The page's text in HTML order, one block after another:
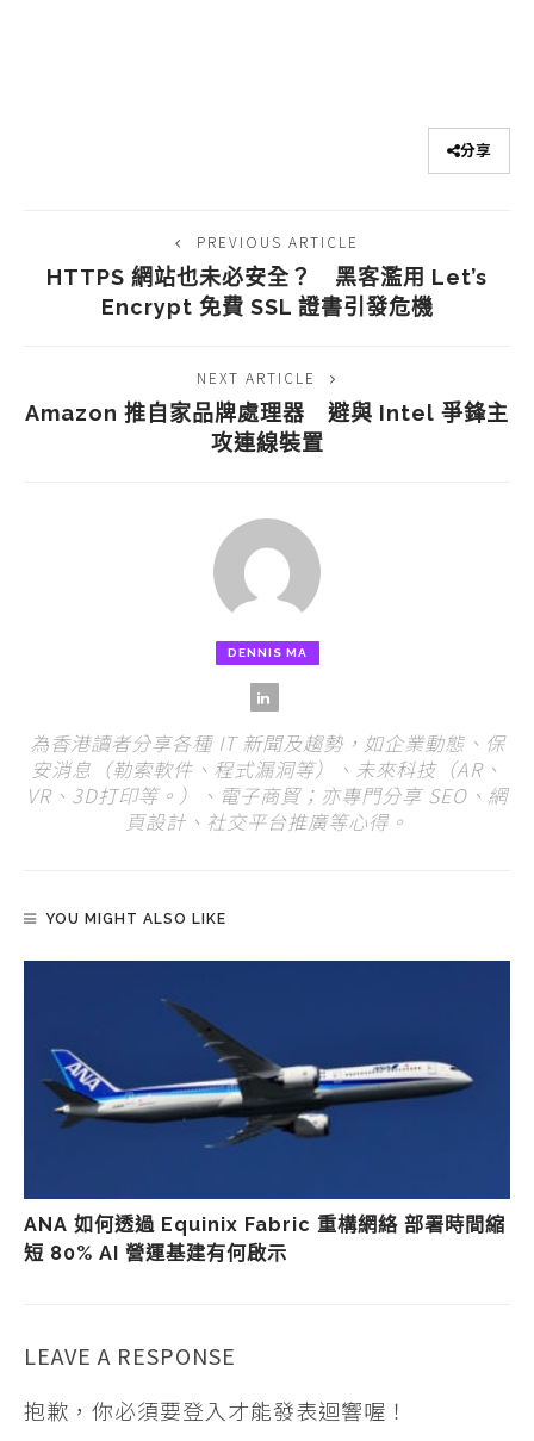
分享
PREVIOUS ARTICLE
HTTPS 網站也未必安全？ 黑客濫用 Let’s
Encrypt 免費 SSL 證書引發危機
NEXT ARTICLE
Amazon 推自家品牌處理器 避與 Intel 爭鋒主
攻連線裝置
DENNIS MA
為香港讀者分享各種 IT 新聞及趨勢，如企業動態、保
安消息（勒索軟件、程式漏洞等）、未來科技（AR、
VR、3D打印等。）、電子商貿；亦專門分享 SEO、網
頁設計、社交平台推廣等心得。
YOU MIGHT ALSO LIKE
ANA 如何透過 Equinix Fabric 重構網絡 部署時間縮
短 80% AI 營運基建有何啟示
LEAVE A RESPONSE
抱歉，你必須要登入才能發表迴響喔！